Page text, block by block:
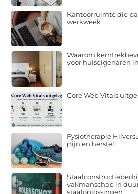
Kantoorruimte die
werkweek
Waarom
voor huiseigenaren
Core Web Vitals
Fysiotherapie
pijn en herstel
vakmanschap in
staaloplossingen